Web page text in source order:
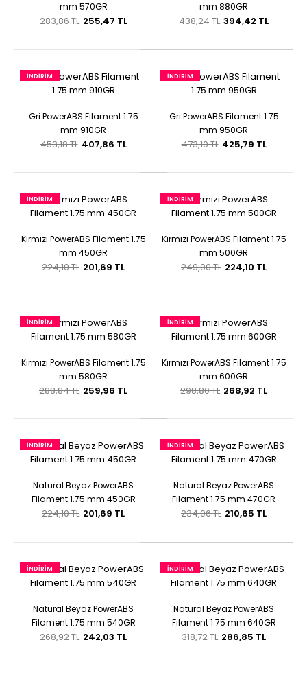
mm 570GR
283,86 TL 255,47 TL
mm 880GR
438,24 TL 394,42 TL
İNDIRIM
Gri PowerABS Filament 1.75
mm 910GR
453,18 TL 407,86 TL
İNDIRIM
Gri PowerABS Filament 1.75
mm 950GR
473,10 TL 425,79 TL
İNDIRIM
Kırmızı PowerABS Filament 1.75
mm 450GR
224,10 TL 201,69 TL
İNDIRIM
Kırmızı PowerABS Filament 1.75
mm 500GR
249,00 TL 224,10 TL
İNDIRIM
Kırmızı PowerABS Filament 1.75
mm 580GR
288,84 TL 259,96 TL
İNDIRIM
Kırmızı PowerABS Filament 1.75
mm 600GR
298,80 TL 268,92 TL
İNDIRIM
Natural Beyaz PowerABS
Filament 1.75 mm 450GR
224,10 TL 201,69 TL
İNDIRIM
Natural Beyaz PowerABS
Filament 1.75 mm 470GR
234,06 TL 210,65 TL
İNDIRIM
Natural Beyaz PowerABS
Filament 1.75 mm 540GR
268,92 TL 242,03 TL
İNDIRIM
Natural Beyaz PowerABS
Filament 1.75 mm 640GR
318,72 TL 286,85 TL